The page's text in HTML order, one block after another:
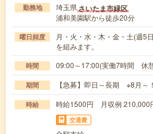
勤務地 埼玉県さいたま市緑区
浦和美園駅から徒歩20分
曜日頻度
月・火・水・木・金・土(週
を組みます。
時間 09:00～17:00(実働7時間 休
期間 【急募】即日～長期 ※8月～！
時給 時給1500円 月収例 210,000
交通費